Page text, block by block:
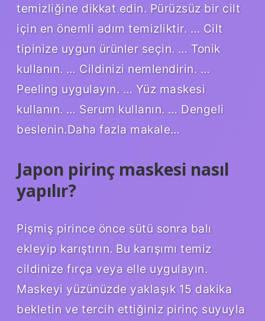
temizliğine dikkat edin. Pürüzsüz bir cilt
için en önemli adım temizliktir. … Cilt
tipinize uygun ürünler seçin. … Tonik
kullanın. … Cildinizi nemlendirin. …
Peeling uygulayın. … Yüz maskesi
kullanın. … Serum kullanın. … Dengeli
beslenin.Daha fazla makale…
Japon pirinç maskesi nasıl
yapılır?
Pişmiş pirince önce sütü sonra balı
ekleyip karıştırın. Bu karışımı temiz
cildinize fırça veya elle uygulayın.
Maskeyi yüzünüzde yaklaşık 15 dakika
bekletin ve tercih ettiğiniz pirinç suyuyla